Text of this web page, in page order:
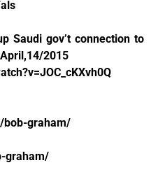
Saudi gov’t connection to
2015
bob-graham/
graham/